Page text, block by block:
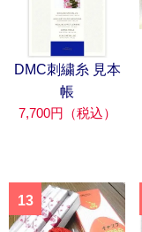
DMC刺繍糸 見本
帳
7,700円（税込）
13